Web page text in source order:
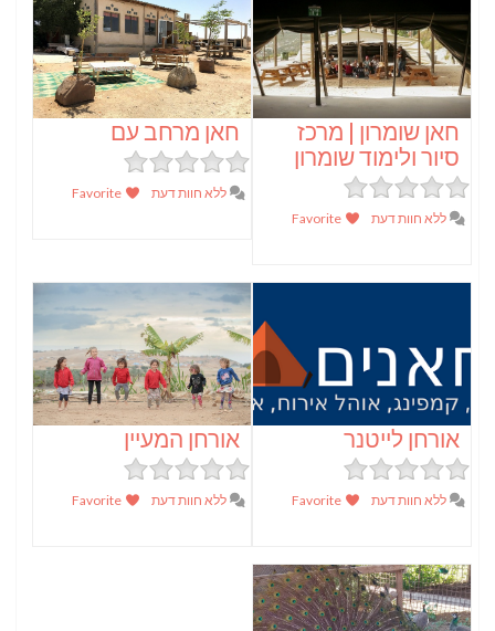
חאן שומרון | מרכז
סיור ולימוד שומרון
ללא חוות דעת
חאן מרחב עם
ללא חוות דעת
אורחן לייטנר
ללא חוות דעת
אורחן המעיין
ללא חוות דעת